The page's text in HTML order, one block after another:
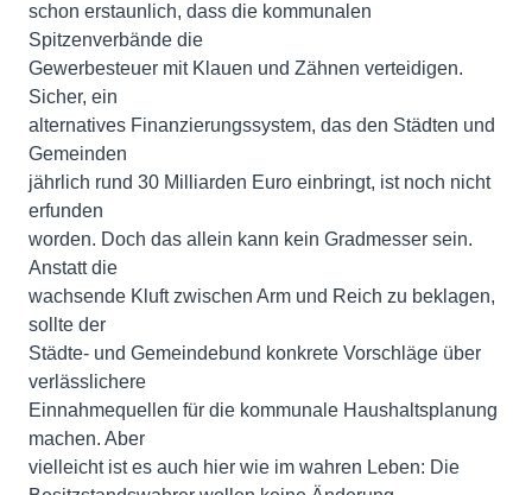
schon erstaunlich, dass die kommunalen
Spitzenverbände die
Gewerbesteuer mit Klauen und Zähnen verteidigen.
Sicher, ein
alternatives Finanzierungssystem, das den Städten und
Gemeinden
jährlich rund 30 Milliarden Euro einbringt, ist noch nicht
erfunden
worden. Doch das allein kann kein Gradmesser sein.
Anstatt die
wachsende Kluft zwischen Arm und Reich zu beklagen,
sollte der
Städte- und Gemeindebund konkrete Vorschläge über
verlässlichere
Einnahmequellen für die kommunale Haushaltsplanung
machen. Aber
vielleicht ist es auch hier wie im wahren Leben: Die